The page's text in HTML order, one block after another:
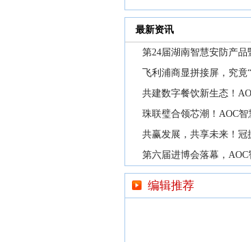
最新资讯
第24届湖南智慧安防产品
飞利浦商显拼接屏，究竟
共建数字餐饮新生态！
珠联璧合领芯潮！AOC
共赢发展，共享未来！冠
第六届进博会落幕，
编辑推荐